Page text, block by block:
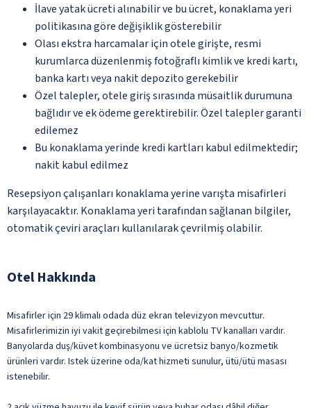
İlave yatak ücreti alınabilir ve bu ücret, konaklama yeri
politikasına göre değişiklik gösterebilir
Olası ekstra harcamalar için otele girişte, resmi
kurumlarca düzenlenmiş fotoğraflı kimlik ve kredi kartı,
banka kartı veya nakit depozito gerekebilir
Özel talepler, otele giriş sırasında müsaitlik durumuna
bağlıdır ve ek ödeme gerektirebilir. Özel talepler garanti
edilemez
Bu konaklama yerinde kredi kartları kabul edilmektedir;
nakit kabul edilmez
Resepsiyon çalışanları konaklama yerine varışta misafirleri
karşılayacaktır. Konaklama yeri tarafından sağlanan bilgiler,
otomatik çeviri araçları kullanılarak çevrilmiş olabilir.
Otel Hakkında
Misafirler için 29 klimalı odada düz ekran televizyon mevcuttur.
Misafirlerimizin iyi vakit geçirebilmesi için kablolu TV kanalları vardır.
Banyolarda duş/küvet kombinasyonu ve ücretsiz banyo/kozmetik
ürünleri vardır. Istek üzerine oda/kat hizmeti sunulur, ütü/ütü masası
istenebilir.